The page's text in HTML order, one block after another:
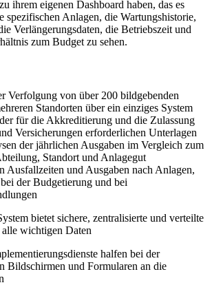
Service, Ersatzteile
ihrem eigenen Dashboard haben, das es
spezifischen Anlagen, die Wartungshistorie,
Verlängerungsdaten, die Betriebszeit und
zum Budget zu sehen.
Verfolgung von über 200 bildgebenden
Standorten über ein einziges System
für die Akkreditierung und die Zulassung
Versicherungen erforderlichen Unterlagen
der jährlichen Ausgaben im Vergleich zum
Standort und Anlagegut
Ausfallzeiten und Ausgaben nach Anlagen,
der Budgetierung und bei
bietet sichere, zentralisierte und verteilte
wichtigen Daten
halfen bei der
Bildschirmen und Formularen an die